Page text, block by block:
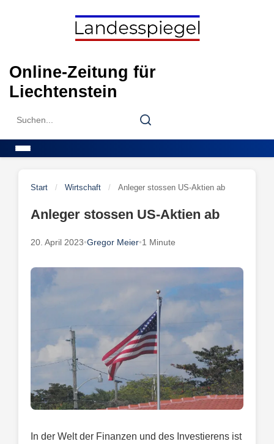
Online-Zeitung für
Liechtenstein
Search
Search
Start / Wirtschaft / Anleger stossen US-Aktien ab
Anleger stossen US-Aktien ab
20. April 2023•Gregor Meier•1 Minute
In der Welt der Finanzen und des Investierens ist